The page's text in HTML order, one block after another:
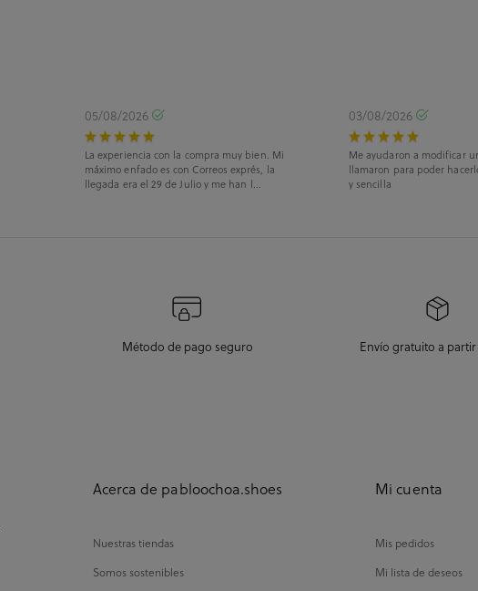
05/08/2026
La experiencia con la compra muy bien. Mi
máximo enfado es con Correos exprés, la
llegada era el 29 de Julio y me han l...
03/08/2026
Me ayudaron a modificar
llamaron para poder
y sencilla
Método de pago seguro Envío gratuito a
Acerca de pabloochoa.shoes
Nuestras tiendas
Somos sostenibles
Mi cuenta
Mis pedidos
Mi lista de deseos